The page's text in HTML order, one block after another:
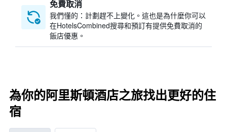
免費取消
我們懂的：計劃趕不上變化。這也是為什麼你可以
在HotelsCombined搜尋和預訂有提供免費取消的
飯店優惠。
為你的阿里斯頓酒店之旅找出更好的住
宿